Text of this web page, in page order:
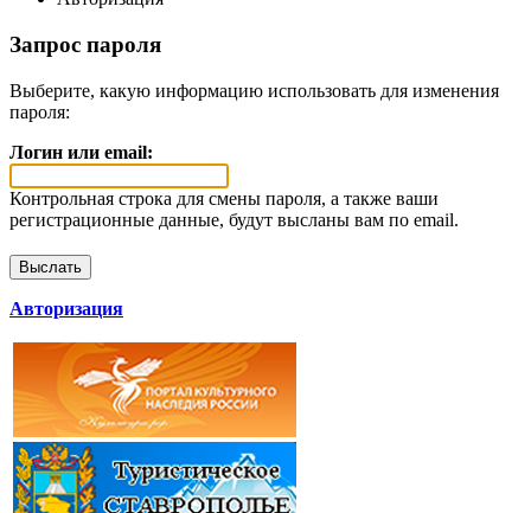
Запрос пароля
Выберите, какую информацию использовать для изменения
пароля:
Логин или email:
Контрольная строка для смены пароля, а также ваши
регистрационные данные, будут высланы вам по email.
Авторизация